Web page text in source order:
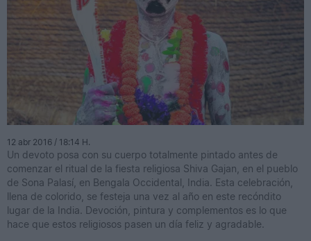
12 abr 2016 / 18:14 H.
Un devoto posa con su cuerpo totalmente pintado antes de
comenzar el ritual de la fiesta religiosa Shiva Gajan, en el pueblo
de Sona Palasí, en Bengala Occidental, India. Esta celebración,
llena de colorido, se festeja una vez al año en este recóndito
lugar de la India. Devoción, pintura y complementos es lo que
hace que estos religiosos pasen un día feliz y agradable.